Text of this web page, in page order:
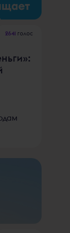
2641 голос